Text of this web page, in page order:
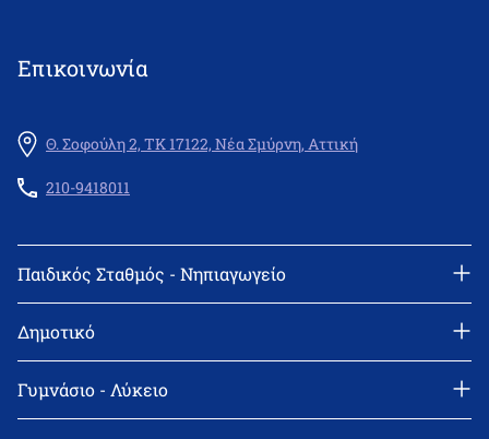
Επικοινωνία
Θ. Σοφούλη 2, ΤΚ 17122, Νέα Σμύρνη, Αττική
210-9418011
Παιδικός Σταθμός - Νηπιαγωγείο
email: info@leonteiosns.gr
Δημοτικό
email: info@leonteiosns.gr
Γυμνάσιο - Λύκειο